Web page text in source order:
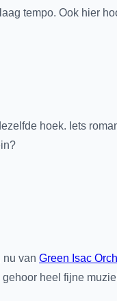
tempo. Ook hier
hoek. Iets
nu van Green Isac
heel fijne